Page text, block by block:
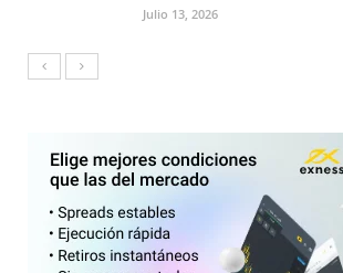
Julio 13, 2026